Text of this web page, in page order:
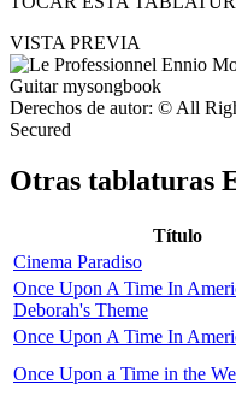
VISTA PREVIA
Derechos de autor: © All
Secured
Otras tablaturas
Título
Cinema Paradiso
Once Upon A Time In
Deborah's Theme
Once Upon A Time In
Once Upon a Time in the